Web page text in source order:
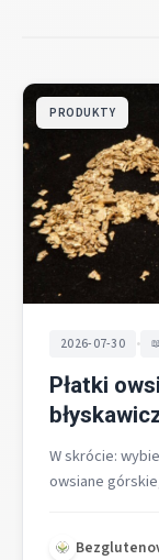
PRODUKTY
2026-07-30 •
Płatki
W skrócie:
owsiane